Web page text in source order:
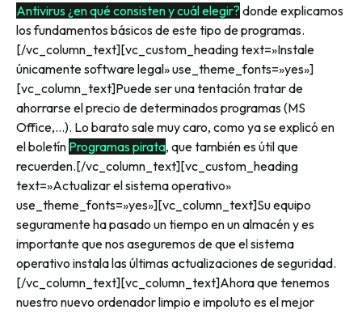
Antivirus ¿en qué consisten y cuál elegir? donde explicamos
los fundamentos básicos de este tipo de programas.
[/vc_column_text][vc_custom_heading text=»Instale
únicamente software legal» use_theme_fonts=»yes»]
[vc_column_text]Puede ser una tentación tratar de
ahorrarse el precio de determinados programas (MS
Office,…). Lo barato sale muy caro, como ya se explicó en
el boletín Programas pirata, que también es útil que
recuerden.[/vc_column_text][vc_custom_heading
text=»Actualizar el sistema operativo»
use_theme_fonts=»yes»][vc_column_text]Su equipo
seguramente ha pasado un tiempo en un almacén y es
importante que nos aseguremos de que el sistema
operativo instala las últimas actualizaciones de seguridad.
[/vc_column_text][vc_column_text]Ahora que tenemos
nuestro nuevo ordenador limpio e impoluto es el mejor